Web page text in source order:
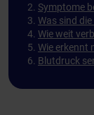
Symptome
Was sind
Wie weit
Wie erkennt
Blutdruck